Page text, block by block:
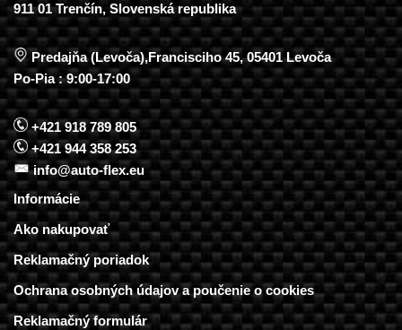
911 01 Trenčín, Slovenská republika
Predajňa (Levoča),Francisciho 45, 05401 Levoča
Po-Pia : 9:00-17:00
+421 918 789 805
+421 944 358 253
info@auto-flex.eu
Informácie
Ako nakupovať
Reklamačný poriadok
Ochrana osobných údajov a poučenie o cookies
Reklamačný formulár